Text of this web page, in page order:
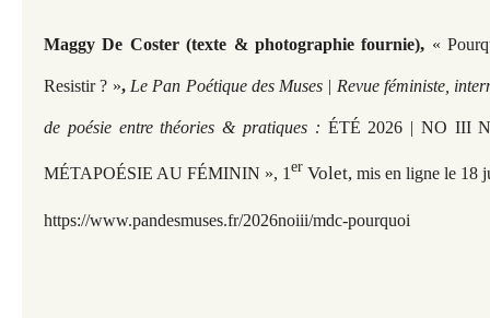
Maggy De Coster (texte & photographie fournie), «
Resistir ? », Le Pan Poétique des Muses | Revue féministe,
de poésie entre théories & pratiques : ÉTÉ 2026 | NO III
MÉTAPOÉSIE AU FÉMININ », 1er Volet, mis en ligne le 18
https://www.pandesmuses.fr/2026noiii/mdc-pourquoi